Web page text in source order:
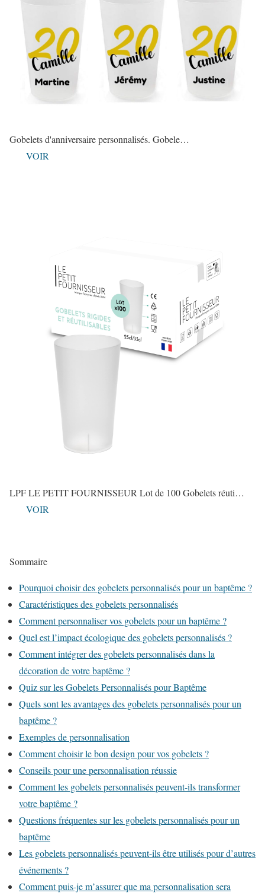
Gobelets d'anniversaire personnalisés. Gobele…
VOIR
LPF LE PETIT FOURNISSEUR Lot de 100 Gobelets réuti…
VOIR
Sommaire
Pourquoi choisir des gobelets personnalisés pour un baptême ?
Caractéristiques des gobelets personnalisés
Comment personnaliser vos gobelets pour un baptême ?
Quel est l’impact écologique des gobelets personnalisés ?
Comment intégrer des gobelets personnalisés dans la
décoration de votre baptême ?
Quiz sur les Gobelets Personnalisés pour Baptême
Quels sont les avantages des gobelets personnalisés pour un
baptême ?
Exemples de personnalisation
Comment choisir le bon design pour vos gobelets ?
Conseils pour une personnalisation réussie
Comment les gobelets personnalisés peuvent-ils transformer
votre baptême ?
Questions fréquentes sur les gobelets personnalisés pour un
baptême
Les gobelets personnalisés peuvent-ils être utilisés pour d’autres
événements ?
Comment puis-je m’assurer que ma personnalisation sera